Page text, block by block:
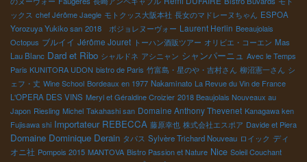
ックス chef Jérôme Jaegle モトクッス大阪本社 長女のマドレーヌちゃん ESPOA
Yorozuya Yukiko san 2018 ボジョレヌーヴォー Laurent Herlin Beeaujolais
Octopus ブルイイ Jérôme Jouret トーハン酒販ツアー オリビエ・コーエン Mas
Lau Blanc Dard et Ribo シャルドネ アシニャン シャンパーニュ Avec le Temps
Paris KUNITORA UDON bistro de Paris 竹富島・星のや・吉村さん 柳沼憲一さん シ
ェフ・丈 Wine School Bordeaux en 1977 Nakaminato La Revue du Vin de France
L'OPERA DES VINS Meryl et Géraldine Croizier 2018 Beaujolais Nouveaux au
Japon Riesling Michel Takahashi san Domaine Anthony Thevenet Kanagawa ken
Fujisawa shi Importateur REBECCA 藤原幸也 株式会社エスポア Davide et Piera
Domaine Dominique Derain タパス Sylvère Trichard Nouveau ロイック ディ
オニ社 Pompois 2015 MANTOVA Bistro Passion et Nature Nice Soleil Couchant